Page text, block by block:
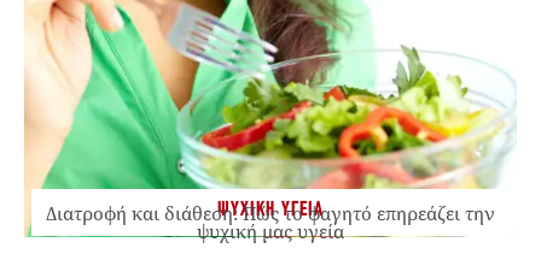
ΨΥΧΙΚΗ ΥΓΕΙΑ
Διατροφή και διάθεση: Πώς το φαγητό επηρεάζει την
ψυχική μας υγεία